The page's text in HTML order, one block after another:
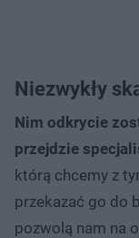
Niezwykły
Nim odkrycie
przejdzie
którą chcemy z
przekazać go do
pozwolą nam na